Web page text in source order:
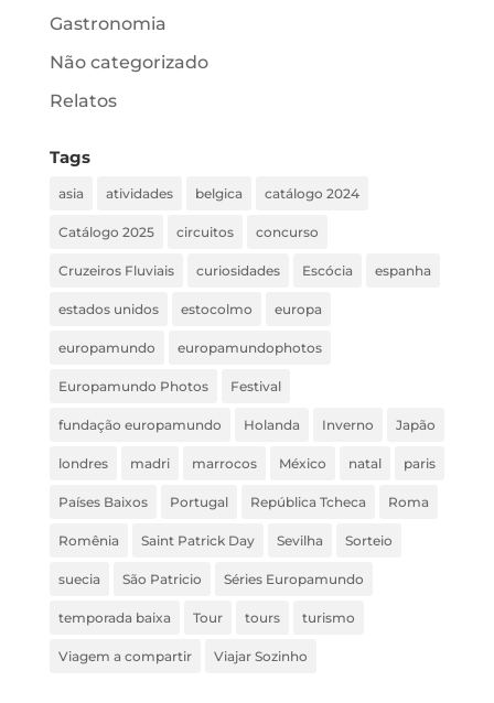
Gastronomia
Não categorizado
Relatos
Tags
asia atividades belgica catálogo 2024
Catálogo 2025 circuitos concurso
Cruzeiros Fluviais curiosidades Escócia espanha
estados unidos estocolmo europa
europamundo europamundophotos
Europamundo Photos Festival
fundação europamundo Holanda Inverno Japão
londres madri marrocos México natal paris
Países Baixos Portugal República Tcheca Roma
Romênia Saint Patrick Day Sevilha Sorteio
suecia São Patricio Séries Europamundo
temporada baixa Tour tours turismo
Viagem a compartir Viajar Sozinho